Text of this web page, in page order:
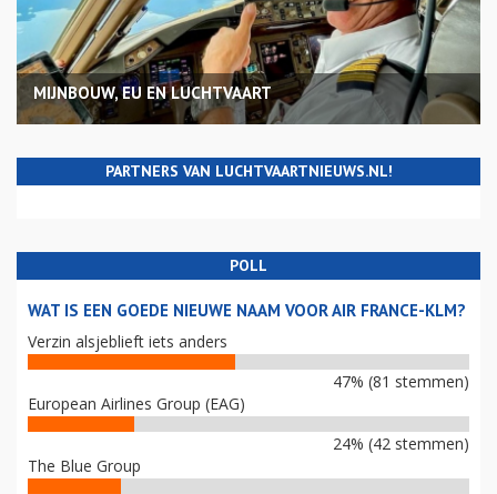
MIJNBOUW, EU EN LUCHTVAART
PARTNERS VAN LUCHTVAARTNIEUWS.NL!
POLL
WAT IS EEN GOEDE NIEUWE NAAM VOOR AIR FRANCE-KLM?
Verzin alsjeblieft iets anders
47% (81 stemmen)
European Airlines Group (EAG)
24% (42 stemmen)
The Blue Group